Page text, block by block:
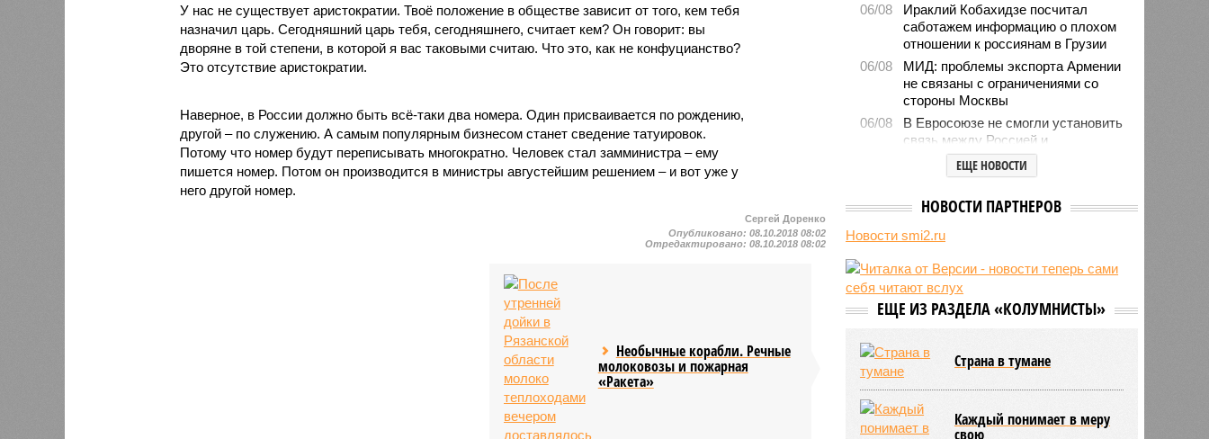
У нас не существует аристократии. Твоё положение в обществе зависит от того, кем тебя
назначил царь. Сегодняшний царь тебя, сегодняшнего, считает кем? Он говорит: вы
дворяне в той степени, в которой я вас таковыми считаю. Что это, как не конфуцианство?
Это отсутствие аристократии.
Наверное, в России должно быть всё-таки два номера. Один присваивается по рождению,
другой – по служению. А самым популярным бизнесом станет сведение татуировок.
Потому что номер будут переписывать многократно. Человек стал замминистра – ему
пишется номер. Потом он производится в министры августейшим решением – и вот уже у
него другой номер.
Сергей Доренко
Опубликовано:08.10.2018 08:02
Отредактировано:08.10.2018 08:02
Необычные корабли. Речные
молоковозы и пожарная
«Ракета»
06/08
Ираклий Кобахидзе посчитал
саботажем информацию о плохом
отношении к россиянам в Грузии
06/08
МИД: проблемы экспорта Армении
не связаны с ограничениями со
стороны Москвы
06/08
В Евросоюзе не смогли установить
связь между Россией и
миграционным кризисом в Сеуте
Ямпольская объяснила причины
ведущие вузы страны
06/08
Euractiv: закрытие границы с
экономики Финляндии
06/08
Минобрнауки осенью примет
решение о правилах приёма на
ЕЩЕ НОВОСТИ
НОВОСТИ ПАРТНЕРОВ
Новости smi2.ru
ЕЩЕ ИЗ РАЗДЕЛА «КОЛУМНИСТЫ»
Страна в тумане
Каждый понимает в меру
свою